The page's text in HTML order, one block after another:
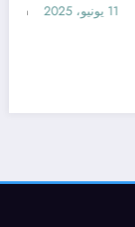
لتفسير حلم